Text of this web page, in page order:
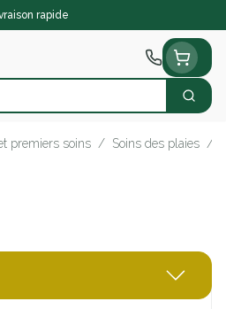
rapide
premiers soins / Soins des plaies /